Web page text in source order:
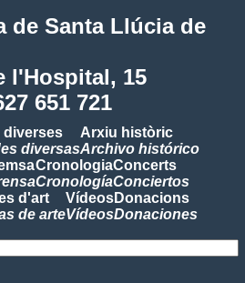
de Santa Llúcia de
l'Hospital, 15
651 721
diverses
diversas
Arxiu històric
Archivo histórico
Cronologia
Cronología
Concerts
Conciertos
d'art
de arte
Vídeos
Vídeos
Donacions
Donaciones